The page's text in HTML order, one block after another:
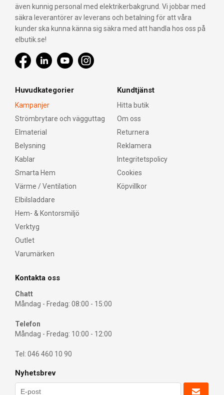
även kunnig personal med elektrikerbakgrund. Vi jobbar med
säkra leverantörer av leverans och betalning för att våra
kunder ska kunna känna sig säkra med att handla hos oss på
elbutik.se!
Huvudkategorier
Kampanjer
Strömbrytare och vägguttag
Elmaterial
Belysning
Kablar
Smarta Hem
Värme / Ventilation
Elbilsladdare
Hem- & Kontorsmiljö
Verktyg
Outlet
Varumärken
Kundtjänst
Hitta butik
Om oss
Returnera
Reklamera
Integritetspolicy
Cookies
Köpvillkor
Kontakta oss
Chatt
Måndag - Fredag: 08:00 - 15:00
Telefon
Måndag - Fredag: 10:00 - 12:00
Tel: 046 460 10 90
Nyhetsbrev